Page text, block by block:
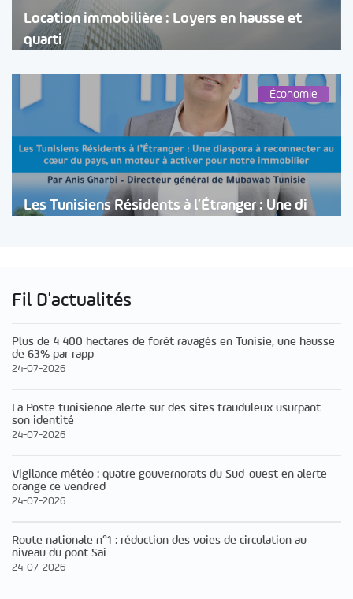
Location immobilière : Loyers en hausse et
quarti
Économie
Les Tunisiens Résidents à l’Étranger : Une di
Fil D'actualités
Plus de 4 400 hectares de forêt ravagés en Tunisie, une hausse
de 63% par rapp
24-07-2026
La Poste tunisienne alerte sur des sites frauduleux usurpant
son identité
24-07-2026
Vigilance météo : quatre gouvernorats du Sud-ouest en alerte
orange ce vendred
24-07-2026
Route nationale n°1 : réduction des voies de circulation au
niveau du pont Sai
24-07-2026